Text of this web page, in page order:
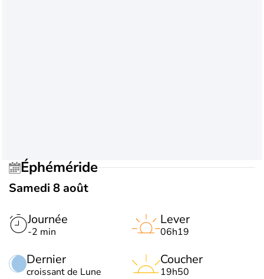
Éphéméride
Samedi 8 août
Journée
-2 min
Dernier
croissant de Lune
Lever
06h19
Coucher
19h50